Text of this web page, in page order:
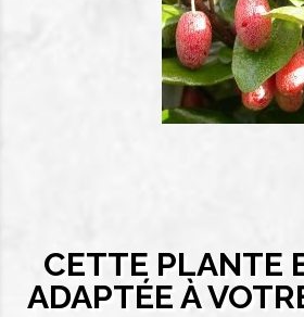
CETTE PLANTE
ADAPTÉE À